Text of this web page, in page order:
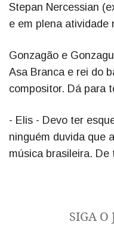
Stepan Nercessian
e em plena atividade
Gonzagão e
Asa Branca e rei do
compositor. Dá para
- Elis - Devo ter
ninguém duvida que
música brasileira. De
SIGA O